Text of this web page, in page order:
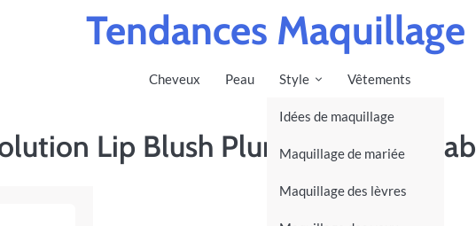
Tendances Maquillage
Cheveux Peau Style
Idées de maquillage
Maquillage de mariée
Maquillage des lèvres
Vêtements
Lip Blush Plump & Tint Rehab